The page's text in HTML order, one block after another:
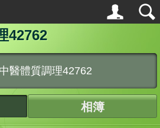
42762
醫體質調理42762
相簿